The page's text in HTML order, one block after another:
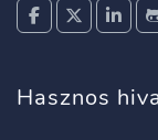
Hasznos